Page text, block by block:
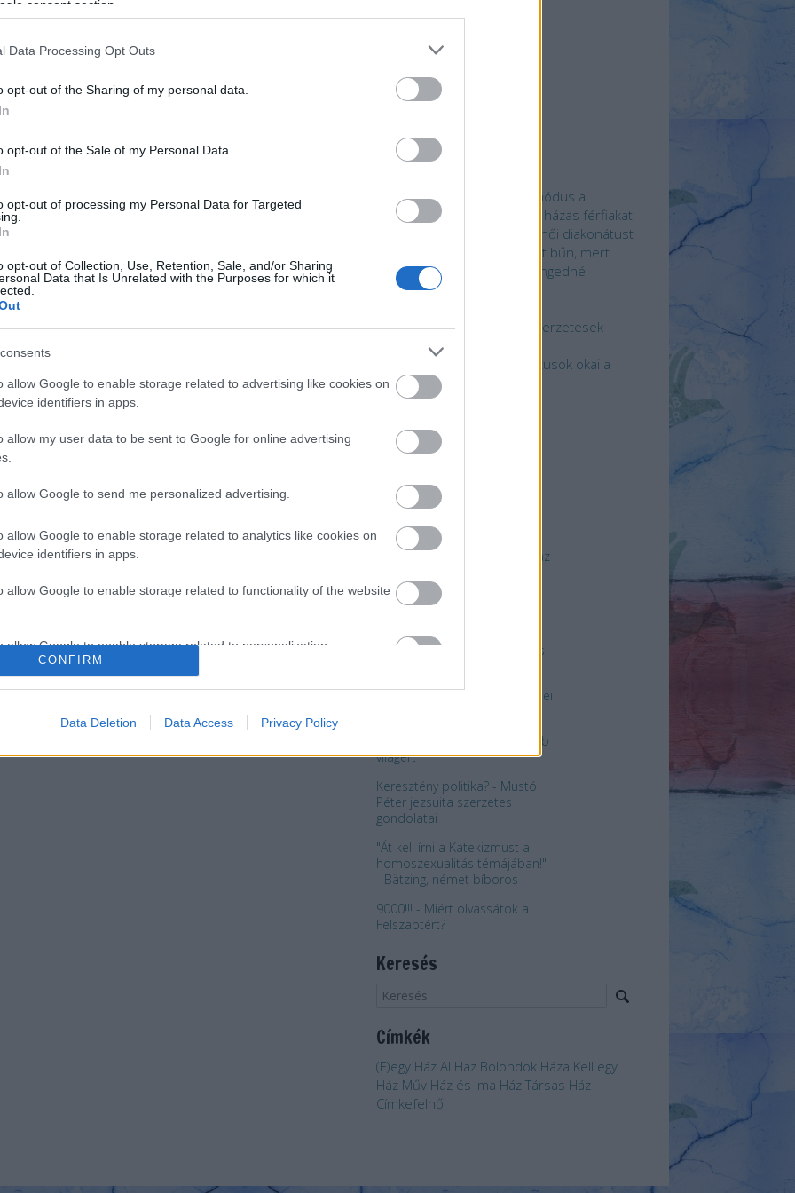
consent section.
Data Processing Opt Outs
opt-out of the Sharing of my personal data.
opt-out of the Sale of my Personal Data.
opt-out of processing my Personal Data for Targeted
opt-out of Collection, Use, Retention, Sale, and/or Sharing
Data that Is Unrelated with the Purposes for which it
allow Google to enable storage related to advertising like cookies on
identifiers in apps.
allow my user data to be sent to Google for online advertising
allow Google to send me personalized advertising.
allow Google to enable storage related to analytics like cookies on
identifiers in apps.
allow Google to enable storage related to functionality of the website
allow Google to enable storage related to personalization.
allow Google to enable storage related to security, including
CONFIRM
Data Deletion Data Access Privacy Policy
és XVI. Benedek pápa (www.ilgiornale.it)
deutsche und internationale Politik, 2011. szeptember.
trackback címe:
api/trackback/id/16040640
felhasználói tartalomnak minősülnek, értük aszolgáltatás
nem vállal, azokat nem ellenőrzi. Kifogás esetén forduljon a blog
Rita Perintfalvi
LaszloGalambos
Tokai Zsófi
Top 5
Döntött az amazóniai szinódus a
Vatikánban: szenteljenek házas férfiakat
pappá és vezessék be a női diakonátust
„Amit csinálunk nem lehet bűn, mert
akkor azt, az Isten nem engedné
megtörténni!”
Szexuális bántalmazás szerzetesek
Az egyházi szexuális abúzusok okai a
pszichológus szemével
Végül is ember
Thunberggel a klímaválságról
beszélgetett
A szociális identitás és a
kollektív nárcizmus szerepe az
esetek elutasításában
"Értelmet, érzést csak építs, s
„Keresztény vezetők is részesei
Mindnyájan testvérek egy jobb
világért
Keresztény politika? - Mustó
Péter jezsuita szerzetes
gondolatai
"Át kell írni a Katekizmust a
homoszexualitás témájában!"
- Bätzing, német bíboros
9000!!! - Miért olvassátok a
Felszabtért?
Keresés
Címkék
(F)egy Ház Al Ház Bolondok Háza Kell egy
Ház Műv Ház és Ima Ház Társas Ház
Címkefelhő